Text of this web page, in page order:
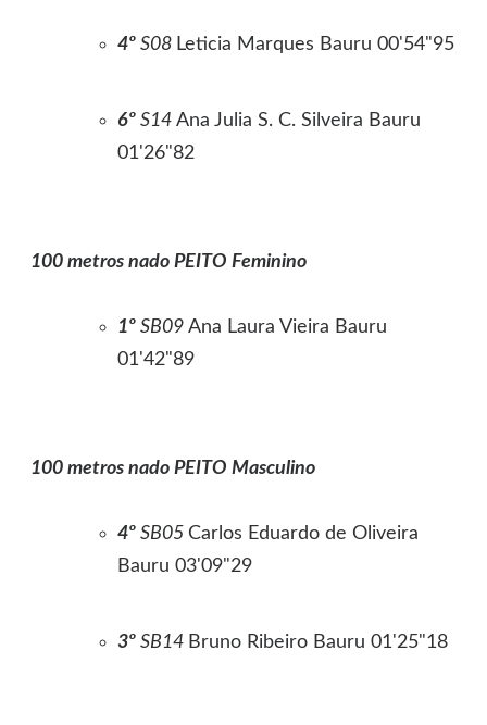
4ºS08 Leticia Marques Bauru 00'54"95
6ºS14Ana Julia S. C. Silveira Bauru
01'26"82
100 metros nado PEITO Feminino
1ºSB09Ana Laura Vieira Bauru
01'42"89
100 metros nado PEITO Masculino
4ºSB05Carlos Eduardo de Oliveira
Bauru 03'09"29
3ºSB14 Bruno Ribeiro Bauru 01'25"18